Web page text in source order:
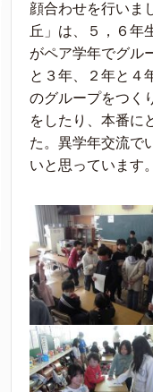
顔合わせを行いま
丘」は、５，６年
がペア学年でグル
と３年、２年と４
のグループをつく
をしたり、本番に
た。異学年交流で
いと思っています。